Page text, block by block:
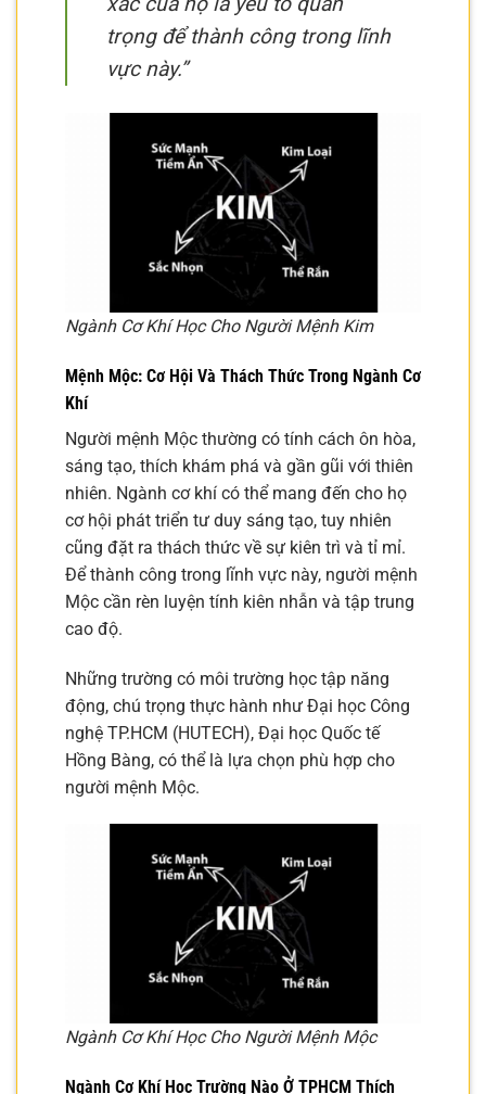
trọng để thành công trong lĩnh
vực này.”
Ngành Cơ Khí Học Cho Người Mệnh Kim
Mệnh Mộc: Cơ Hội Và Thách Thức Trong Ngành Cơ
Khí
Người mệnh Mộc thường có tính cách ôn hòa,
sáng tạo, thích khám phá và gần gũi với thiên
nhiên. Ngành cơ khí có thể mang đến cho họ
cơ hội phát triển tư duy sáng tạo, tuy nhiên
cũng đặt ra thách thức về sự kiên trì và tỉ mỉ.
Để thành công trong lĩnh vực này, người mệnh
Mộc cần rèn luyện tính kiên nhẫn và tập trung
cao độ.
Những trường có môi trường học tập năng
động, chú trọng thực hành như Đại học Công
nghệ TP.HCM (HUTECH), Đại học Quốc tế
Hồng Bàng, có thể là lựa chọn phù hợp cho
người mệnh Mộc.
Ngành Cơ Khí Học Cho Người Mệnh Mộc
Ngành Cơ Khí Học Trường Nào Ở TPHCM Thích